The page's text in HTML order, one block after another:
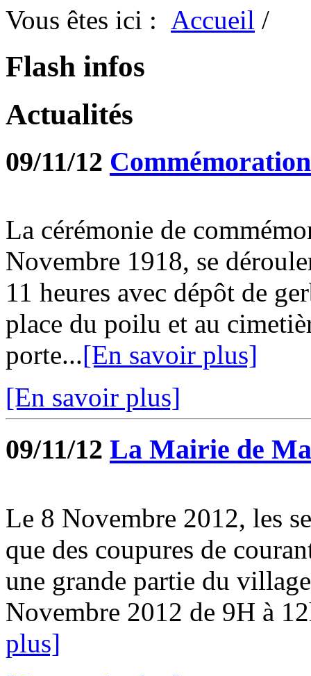
Vous êtes ici : Accueil /
Flash infos
Actualités
09/11/12
La cérémonie de
Novembre 1918, se
11 heures avec dépôt de
place du poilu et au
porte...[En savoir plus]
[En savoir plus]
09/11/12 La Mairie de
Le 8 Novembre 2012, les
que des coupures de
une grande partie du
Novembre 2012 de 9H à
plus]